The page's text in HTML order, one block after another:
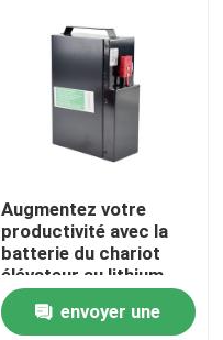
Augmentez votre
productivité avec la
batterie du chariot
élévateur au lithium
envoyer une